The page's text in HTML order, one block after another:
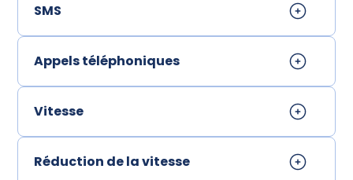
SMS
Appels téléphoniques
Vitesse
Réduction de la vitesse